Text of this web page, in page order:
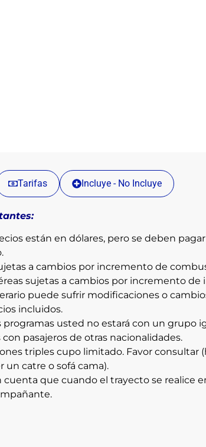
Tarifas Incluye - No Incluye
están en dólares, pero se deben
a cambios por incremento de
sujetas a cambios por incremento
puede sufrir modificaciones o
incluidos.
programas usted no estará con un grupo
con pasajeros de otras nacionalidades.
triples cupo limitado. Favor consultar
un catre o sofá cama).
cuenta que cuando el trayecto se realice